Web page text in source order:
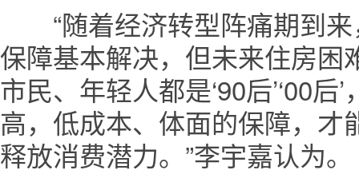
“随着经济转型阵痛期到来
保障基本解决，但未来住房困
市民、年轻人都是‘90后’‘00
高，低成本、体面的保障，
释放消费潜力。”李宇嘉认为。